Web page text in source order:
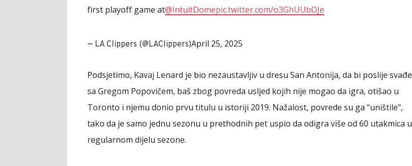
first playoff game at@IntuitDomepic.twitter.com/o3GhUUbOJe
— LA Clippers (@LAClippers)April 25, 2025
Podsjetimo, Kavaj Lenard je bio nezaustavljiv u dresu San Antonija, da bi poslije svađe
sa Gregom Popovičem, baš zbog povreda usljed kojih nije mogao da igra, otišao u
Toronto i njemu donio prvu titulu u istoriji 2019. Nažalost, povrede su ga "uništile",
tako da je samo jednu sezonu u prethodnih pet uspio da odigra više od 60 utakmica u
regularnom dijelu sezone.